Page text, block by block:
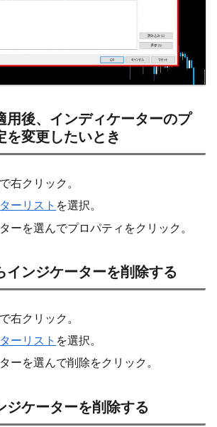
用後、インディケーターのプ
を変更したいとき
右クリック。
ーリスト を選択。
ーを選んでプロパティをクリック。
インジケーターを削除する
右クリック。
ーリスト を選択。
ーを選んで削除をクリック。
ジケーターを削除する